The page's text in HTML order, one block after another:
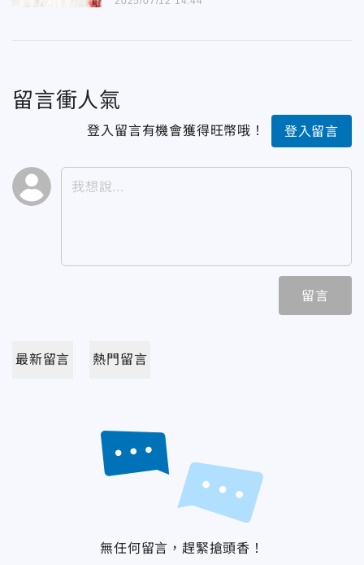
留言衝人氣
登入留言有機會獲得旺幣哦！ 登入留言
留言
最新留言 熱門留言
無任何留言，趕緊搶頭香！